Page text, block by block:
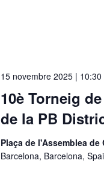
10è Torneig
de la PB
15 novembre 2025 | 10:30
Plaça de l'Assemblea
Barcelona, Barcelona,